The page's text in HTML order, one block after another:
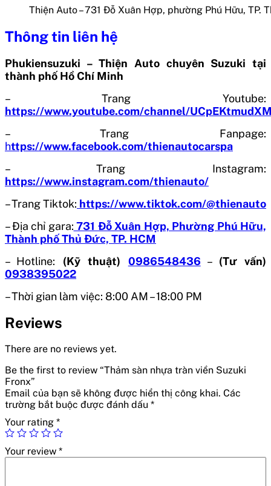
Thiện Auto – 731 Đỗ Xuân Hợp, phường Phú Hữu, TP.
Thông tin liên hệ
Phukiensuzuki – Thiện Auto chuyên Suzuki tại
thành phố Hồ Chí Minh
– Trang Youtube:
https://www.youtube.com/channel/
– Trang Fanpage:
https://www.facebook.com/thienautocarspa
– Trang Instagram:
https://www.instagram.com/thienauto/
– Trang Tiktok: https://www.tiktok.com/@thienauto
– Địa chỉ gara: 731 Đỗ Xuân Hợp, Phường Phú Hữu,
Thành phố Thủ Đức, TP. HCM
– Hotline: (Kỹ thuật) 0986548436 – (Tư vấn)
0938395022
– Thời gian làm việc: 8:00 AM – 18:00 PM
Reviews
There are no reviews yet.
Be the first to review “Thảm sàn nhựa tràn viền Suzuki
Fronx”
Email của bạn sẽ không được hiển thị công khai. Các
trường bắt buộc được đánh dấu *
Your rating *
Your review *